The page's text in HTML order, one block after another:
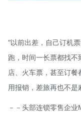
“以前出差，自己订机
跑，时间一长票都找
店、火车票，甚至订
用报销，差旅再也不是
－－头部连锁零售企业